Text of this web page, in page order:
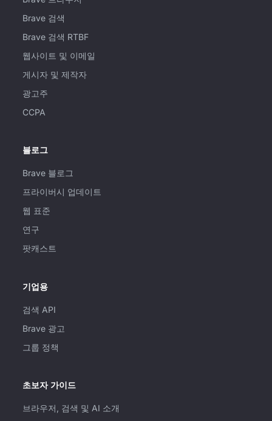
Brave 검색
Brave 검색 RTBF
웹사이트 및 이메일
게시자 및 제작자
광고주
CCPA
블로그
Brave 블로그
프라이버시 업데이트
웹 표준
연구
팟캐스트
기업용
검색 API
Brave 광고
그룹 정책
초보자 가이드
브라우저, 검색 및 AI 소개